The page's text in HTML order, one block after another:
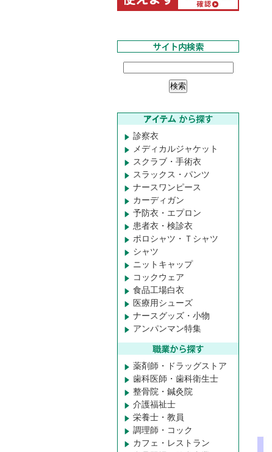
診察衣
メディカルジャケット
スクラブ・手術衣
スラックス・パンツ
ナースワンピース
カーディガン
予防衣・エプロン
患者衣・検診衣
ポロシャツ・Ｔシャツ
シャツ
ニットキャップ
コックウェア
食品工場白衣
医療用シューズ
ナースグッズ・小物
アンパンマン特集
薬剤師・ドラッグストア
歯科医師・歯科衛生士
整骨院・鍼灸院
介護福祉士
栄養士・教員
調理師・コック
カフェ・レストラン